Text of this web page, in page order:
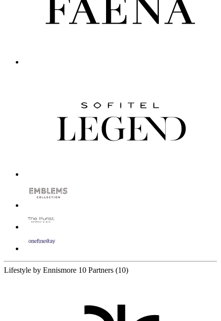
Lifestyle by Ennismore 10 Partners (10)